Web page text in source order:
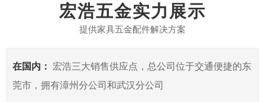
宏浩五金实力展示
提供家具五金配件解决方案
在国内：
宏浩三大销售供应点，总公司位于交通便捷的东
莞市，拥有漳州分公司和武汉分公司